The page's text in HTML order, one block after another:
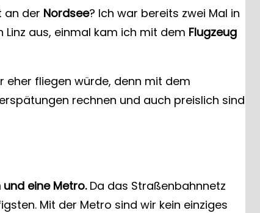
an der Nordsee? Ich war bereits zwei Mal in
aus, einmal kam ich mit dem Flugzeug
eher fliegen würde, denn mit dem
rechnen und auch preislich sind
eine Metro.Da das Straßenbahnnetz
Mit der Metro sind wir kein einziges